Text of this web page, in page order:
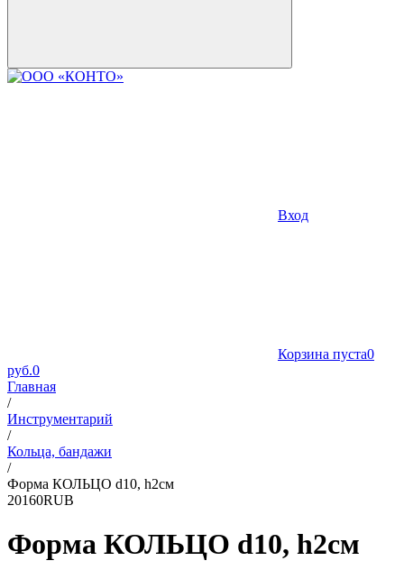
Вход
Корзина пуста0
руб.0
Главная
/
Инструментарий
/
Кольца, бандажи
/
Форма КОЛЬЦО d10, h2см
20160RUB
Форма КОЛЬЦО d10, h2см